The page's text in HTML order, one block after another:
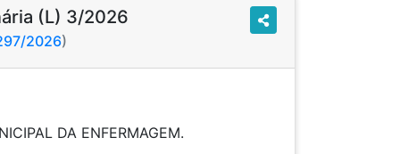
(L) 3/2026
2026)
DA ENFERMAGEM.